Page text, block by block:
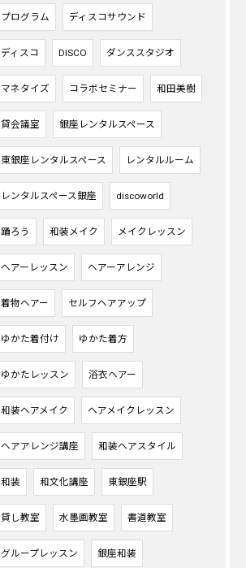
プログラム ディスコサウンド
ディスコ DISCO ダンススタジオ
マネタイズ コラボセミナー 和田美樹
貸会議室 銀座レンタルスペース
東銀座レンタルスペース レンタルルーム
レンタルスペース銀座 discoworld
踊ろう 和装メイク メイクレッスン
ヘアーレッスン ヘアーアレンジ
着物ヘアー セルフヘアアップ
ゆかた着付け ゆかた着方
ゆかたレッスン 浴衣ヘアー
和装ヘアメイク ヘアメイクレッスン
ヘアアレンジ講座 和装ヘアスタイル
和装 和文化講座 東銀座駅
貸し教室 水墨画教室 書道教室
グループレッスン 銀座和装